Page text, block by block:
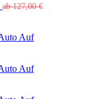
ab127,00€